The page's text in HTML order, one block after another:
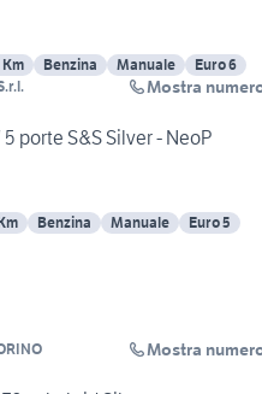
Benzina Manuale
Euro 6
Mostra
porte S&S Silver - NeoP
Benzina Manuale Euro 5
Mostra